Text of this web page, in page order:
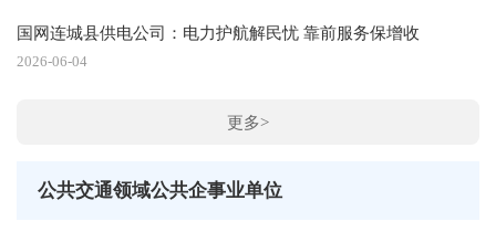
国网连城县供电公司：电力护航解民忧 靠前服务保增收
2026-06-04
更多>
公共交通领域公共企事业单位